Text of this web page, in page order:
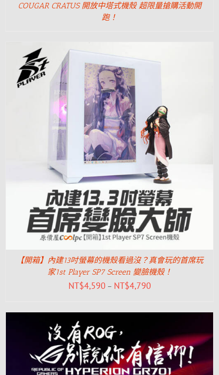
COUGAR CRATUS 開放中塔式機殼 超限量搶購活動開
跑！
【開箱】內建13吋螢幕的機殼看過沒？真會玩的首席玩
家1st Player SP7 Screen 變臉機殼！
NT$4,590 – NT$4,790